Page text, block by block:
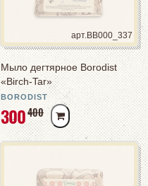
арт.BB000_337
Мыло дегтярное Borodist
«Birch-Tar»
BORODIST
300РУБ
400РУБ